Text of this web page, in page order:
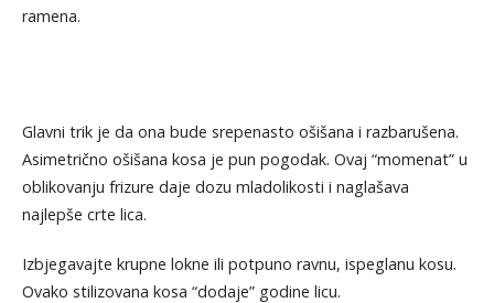
ramena.
Glavni trik je da ona bude srepenasto ošišana i razbarušena.
Asimetrično ošišana kosa je pun pogodak. Ovaj “momenat” u
oblikovanju frizure daje dozu mladolikosti i naglašava
najlepše crte lica.
Izbjegavajte krupne lokne ili potpuno ravnu, ispeglanu kosu.
Ovako stilizovana kosa “dodaje” godine licu.